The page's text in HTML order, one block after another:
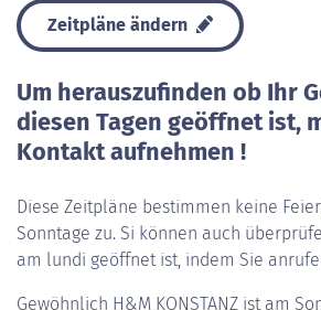
Zeitpläne ändern
Um herauszufinden ob Ihr
diesen Tagen geöffnet ist,
Kontakt aufnehmen !
Diese Zeitpläne bestimmen keine
Sonntage zu. Si können auch
am lundi geöffnet ist, indem Sie
Gewöhnlich H&M KONSTANZ ist am